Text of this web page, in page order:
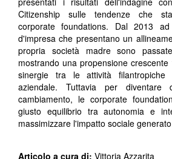
Citizenship sulle tendenze che
corporate foundations. Dal 2013
d'impresa che presentano un
propria società madre sono
mostrando una propensione
sinergie tra le attività
aziendale. Tuttavia per
cambiamento, le corporate
giusto equilibrio tra autonomia e
massimizzare l'impatto sociale
Articolo a cura di: Vittoria Azzarita